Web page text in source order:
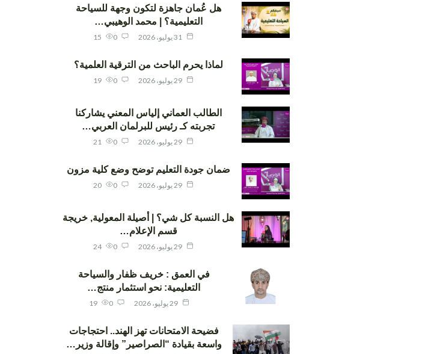
هل عُمان جاهزة لتكون وجهة للسياحة
التعليمية؟ | محمد الوهيبي…
لماذا يحرم الباحث من الترقية العلمية؟
الطالب العماني إلياس المعني يشاركنا
تجربته كـ رئيس للبرلمان العربي…
ضمان جودة التعليم توضح وضع كلية مزون
هل النسبة كل شي؟ | أصيلة المعولية, خريجة
قسم الإعلام…
24
في العمق : خريف ظفار والسياحة
التعليمية: نحو استثمار منتج…
29 يوليو، 2026 0
19
فضيحة الامتحانات تهز الهند.. احتجاجات
واسعة بقيادة “الصراصير” وإقالة وزير…